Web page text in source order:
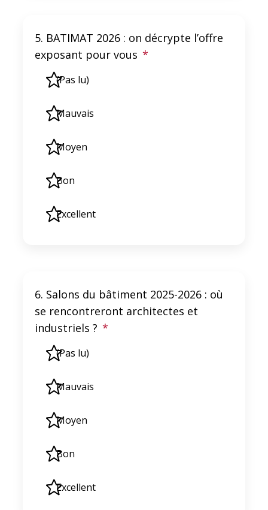
5. BATIMAT 2026 : on décrypte l’offre
exposant pour vous *
(Pas lu)
Mauvais
Moyen
Bon
Excellent
6. Salons du bâtiment 2025-2026 : où
se rencontreront architectes et
industriels ? *
(Pas lu)
Mauvais
Moyen
Bon
Excellent